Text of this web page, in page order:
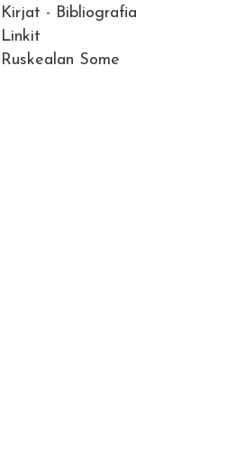
Kirjat - Bibliografia
Linkit
Ruskealan Some